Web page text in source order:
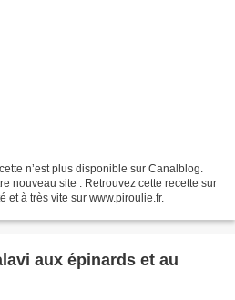
n’est plus disponible sur Canalblog.
nouveau site : Retrouvez cette recette sur
et à très vite sur www.piroulie.fr.
aux épinards et au